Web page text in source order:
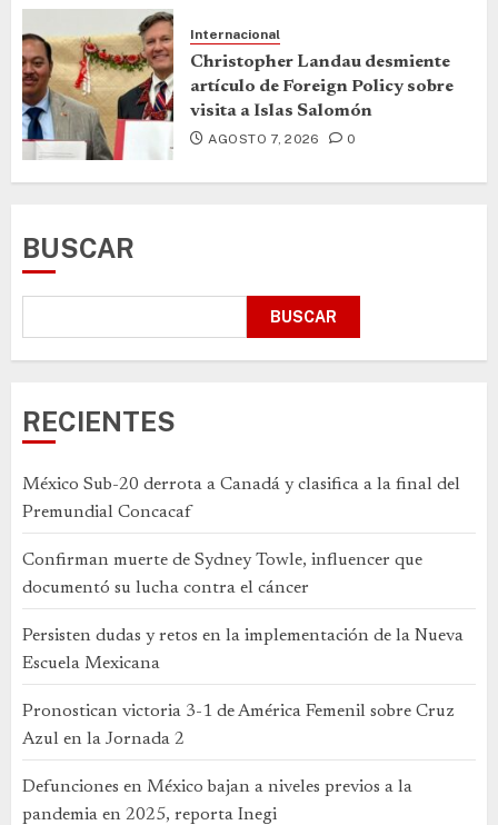
Internacional
Christopher Landau desmiente
artículo de Foreign Policy sobre
visita a Islas Salomón
AGOSTO 7, 2026 0
BUSCAR
BUSCAR
RECIENTES
México Sub-20 derrota a Canadá y clasifica a la final del
Premundial Concacaf
Confirman muerte de Sydney Towle, influencer que
documentó su lucha contra el cáncer
Persisten dudas y retos en la implementación de la Nueva
Escuela Mexicana
Pronostican victoria 3-1 de América Femenil sobre Cruz
Azul en la Jornada 2
Defunciones en México bajan a niveles previos a la
pandemia en 2025, reporta Inegi